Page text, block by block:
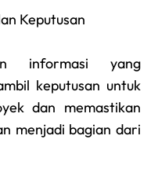
Keputusan
informasi yang
keputusan untuk
dan memastikan
menjadi bagian dari